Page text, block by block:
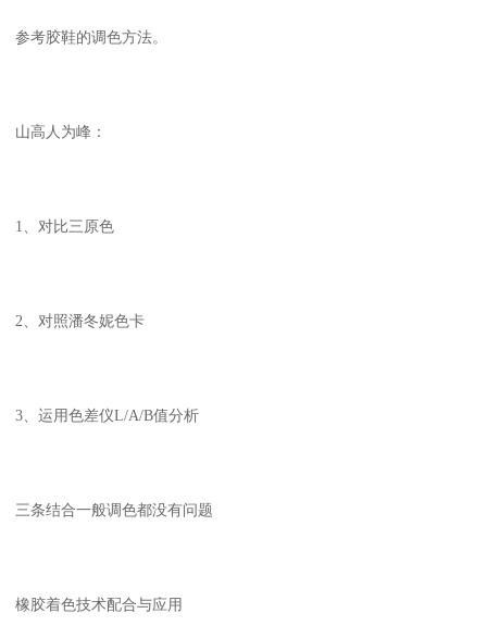
参考胶鞋的调色方法。
山高人为峰：
1、对比三原色
2、对照潘冬妮色卡
3、运用色差仪L/A/B值分析
三条结合一般调色都没有问题
橡胶着色技术配合与应用